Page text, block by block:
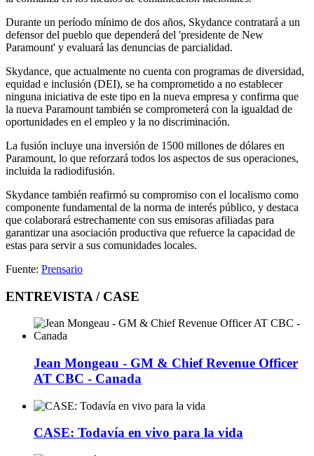
Durante un período mínimo de dos años, Skydance contratará a un
defensor del pueblo que dependerá del 'presidente de New
Paramount' y evaluará las denuncias de parcialidad.
Skydance, que actualmente no cuenta con programas de diversidad,
equidad e inclusión (DEI), se ha comprometido a no establecer
ninguna iniciativa de este tipo en la nueva empresa y confirma que
la nueva Paramount también se comprometerá con la igualdad de
oportunidades en el empleo y la no discriminación.
La fusión incluye una inversión de 1500 millones de dólares en
Paramount, lo que reforzará todos los aspectos de sus operaciones,
incluida la radiodifusión.
Skydance también reafirmó su compromiso con el localismo como
componente fundamental de la norma de interés público, y destaca
que colaborará estrechamente con sus emisoras afiliadas para
garantizar una asociación productiva que refuerce la capacidad de
estas para servir a sus comunidades locales.
Fuente: Prensario
ENTREVISTA / CASE
Jean Mongeau - GM & Chief Revenue Officer
AT CBC - Canada
CASE: Todavía en vivo para la vida